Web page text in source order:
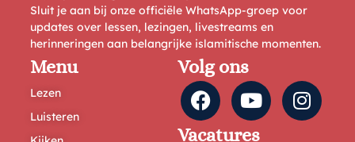
Sluit je aan bij onze officiële WhatsApp-groep voor
updates over lessen, lezingen, livestreams en
herinneringen aan belangrijke islamitische momenten.
Menu
Lezen
Luisteren
Volg ons
Vacatures